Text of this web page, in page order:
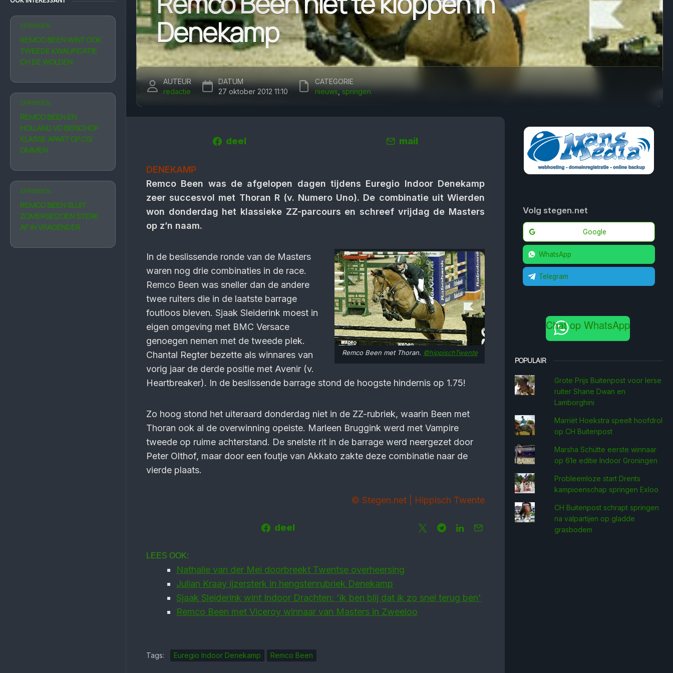
SPRINGEN
REMCO BEEN WINT OOK
TWEEDE KWALIFICATIE
CH DE WOLDEN
SPRINGEN
REMCO BEEN EN
HOLLAND VD BISSCHOP
KLASSE APART OP CSI
OMMEN
SPRINGEN
REMCO BEEN SLUIT
ZOMERSEIZOEN STERK
AF IN VRAGENDER
Denekamp
AUTEUR
redactie
DATUM
27 oktober 2012 11:10
CATEGORIE
nieuws springen
deel mail
DENEKAMP
Remco Been was de afgelopen dagen tijdens Euregio Indoor Denekamp
zeer succesvol met Thoran R (v. Numero Uno). De combinatie uit Wierden
won donderdag het klassieke ZZ-parcours en schreef vrijdag de Masters
op z’n naam.
Remco Been met Thoran. ©hippischTwente
In de beslissende ronde van de Masters
waren nog drie combinaties in de race.
Remco Been was sneller dan de andere
twee ruiters die in de laatste barrage
foutloos bleven. Sjaak Sleiderink moest in
eigen omgeving met BMC Versace
genoegen nemen met de tweede plek.
Chantal Regter bezette als winnares van
vorig jaar de derde positie met Avenir (v.
Heartbreaker). In de beslissende barrage stond de hoogste hindernis op 1.75!
Zo hoog stond het uiteraard donderdag niet in de ZZ-rubriek, waarin Been met
Thoran ook al de overwinning opeiste. Marleen Bruggink werd met Vampire
tweede op ruime achterstand. De snelste rit in de barrage werd neergezet door
Peter Olthof, maar door een foutje van Akkato zakte deze combinatie naar de
vierde plaats.
© Stegen.net | Hippisch Twente
deel
LEES OOK:
Nathalie van der Mei doorbreekt Twentse overheersing
Julian Kraay ijzersterk in hengstenrubriek Denekamp
Sjaak Sleiderink wint Indoor Drachten: 'ik ben blij dat ik zo snel terug ben'
Remco Been met Viceroy winnaar van Masters in Zweeloo
Tags: Euregio Indoor Denekamp Remco Been
Volg stegen.net
Google
WhatsApp
Telegram
Chat op WhatsApp
POPULAIR
Grote Prijs Buitenpost voor Ierse
ruiter Shane Dwan en
Lamborghini
Marriët Hoekstra speelt hoofdrol
op CH Buitenpost
Marsha Schütte eerste win­naar
op 61e editie Indoor Groningen
Probleemloze start Drents
kampioenschap springen Exloo
CH Buitenpost schrapt springen
na valpartijen op gladde
grasbodem